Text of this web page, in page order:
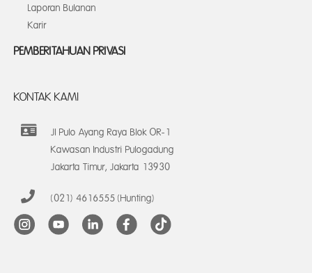
Laporan Bulanan
Karir
PEMBERITAHUAN PRIVASI
KONTAK KAMI
Jl Pulo Ayang Raya Blok OR-1
Kawasan Industri Pulogadung
Jakarta Timur, Jakarta 13930
(021) 4616555 (Hunting)